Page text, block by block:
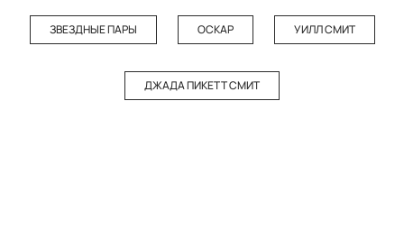
ЗВЕЗДНЫЕ ПАРЫ ОСКАР УИЛЛ СМИТ
ДЖАДА ПИКЕТТ СМИТ